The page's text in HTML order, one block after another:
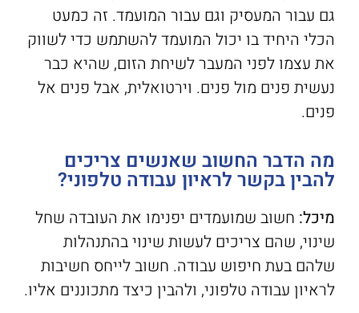
גם עבור המעסיק וגם עבור המועמד. זה כמעט
הכלי היחיד בו יכול המועמד להשתמש כדי לשווק
את עצמו לפני המעבר לשיחת הזום, שהיא כבר
נעשית פנים מול פנים. וירטואלית, אבל פנים אל
פנים.
מה הדבר החשוב שאנשים צריכים
להבין בקשר לראיון עבודה טלפוני?
מיכל: חשוב שמועמדים יפנימו את העובדה שחל
שינוי, שהם צריכים לעשות שינוי בהתנהלות
שלהם בעת חיפוש עבודה. חשוב לייחס חשיבות
לראיון עבודה טלפוני, ולהבין כיצד מתכוננים אליו.